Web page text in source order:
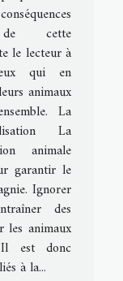
de cette
le lecteur à
qui en
animaux
La
La
animale
garantir le
Ignorer
des
les animaux
est donc
à la...